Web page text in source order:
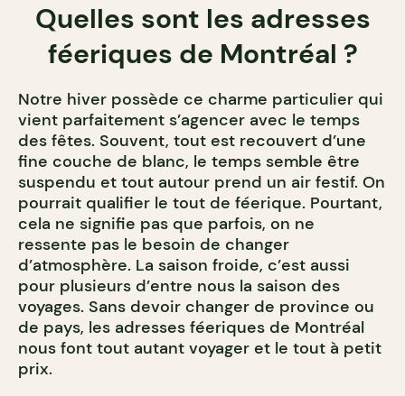
Quelles sont les adresses
féeriques de Montréal ?
Notre hiver possède ce charme particulier qui
vient parfaitement s’agencer avec le temps
des fêtes. Souvent, tout est recouvert d’une
fine couche de blanc, le temps semble être
suspendu et tout autour prend un air festif. On
pourrait qualifier le tout de féerique. Pourtant,
cela ne signifie pas que parfois, on ne
ressente pas le besoin de changer
d’atmosphère. La saison froide, c’est aussi
pour plusieurs d’entre nous la saison des
voyages. Sans devoir changer de province ou
de pays, les adresses féeriques de Montréal
nous font tout autant voyager et le tout à petit
prix.